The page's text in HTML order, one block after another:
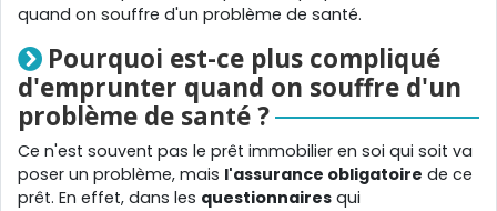
quand on souffre d'un problème de santé.
Pourquoi est-ce plus compliqué
d'emprunter quand on souffre d'un
problème de santé ?
Ce n'est souvent pas le prêt immobilier en soi qui soit va
poser un problème, mais l'assurance obligatoire de ce
prêt. En effet, dans les questionnaires qui